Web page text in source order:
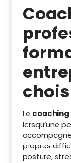
Le
lorsqu’une
propres
posture,